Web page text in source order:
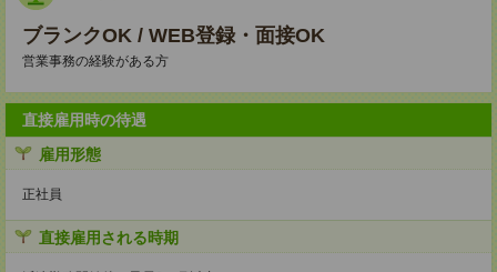
ブランクOK / WEB登録・面接OK
営業事務の経験がある方
直接雇用時の待遇
雇用形態
正社員
直接雇用される時期